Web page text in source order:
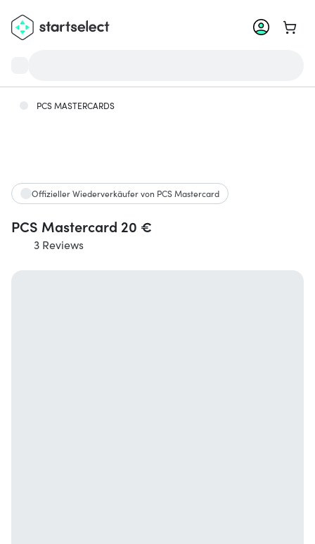
Zum
PCS MASTERCARDS
Offizieller Wiederverkäufer von PCS Mastercard
PCS Mastercard 20 €
3 Reviews